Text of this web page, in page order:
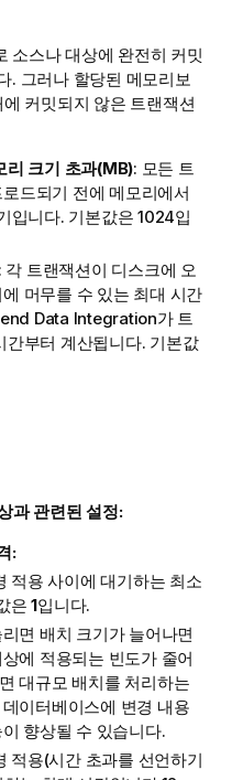
소스나 대상에 완전히 커밋
. 그러나 할당된 메모리보
커밋되지 않은 트랜잭션
리 크기 초과(MB): 모든 트
드되기 전에 메모리에서
입니다. 기본값은 1024입
각 트랜잭션이 디스크에 오
머무를 수 있는 최대 시간
Data Integration가 트
간부터 계산됩니다. 기본값
과 관련된 설정:
:
적용 사이에 대기하는 최소
은1입니다.
면 배치 크기가 늘어나면
에 적용되는 빈도가 줄어
대규모 배치를 처리하는
이터베이스에 변경 내용
향상될 수 있습니다.
적용(시간 초과를 선언하기